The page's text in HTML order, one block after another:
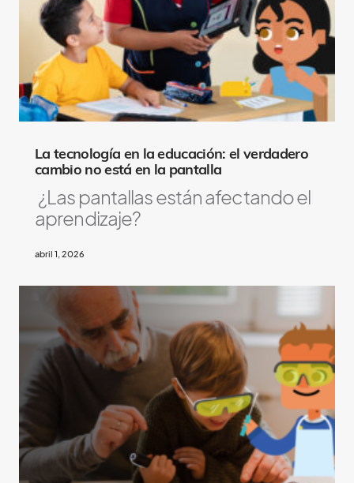
La tecnología en la educación: el verdadero
cambio no está en la pantalla
¿Las pantallas están afectando el
aprendizaje?
abril 1, 2026